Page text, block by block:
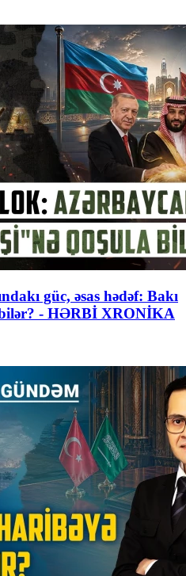
güc, əsas hədəf: Bakı
- HƏRBİ XRONİKA